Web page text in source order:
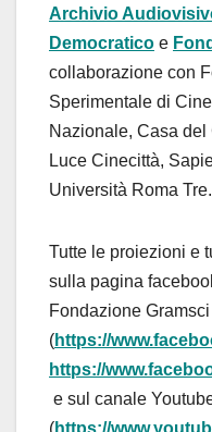
Archivio
Democratico e
collaborazione con
Sperimentale di
Nazionale, Casa
Luce Cinecittà,
Università Roma Tre.
Tutte le proiezioni e
sulla pagina
Fondazione Gramsci
(https://
https://
e sul canale